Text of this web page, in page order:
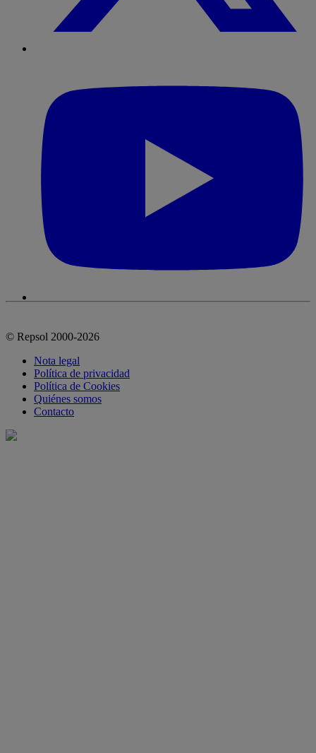
© Repsol 2000-2026
Nota legal
Política de privacidad
Política de Cookies
Quiénes somos
Contacto